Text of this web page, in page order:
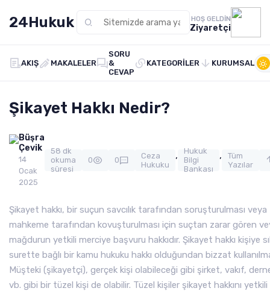
24Hukuk HOŞ GELDIN
Ziyaretçi
AKIŞ MAKALELER
SORU
&
CEVAP
KATEGORILER KURUMSAL
Şikayet Hakkı Nedir?
Büşra
Çevik
14
Ocak
2025
58 dk
okuma
süresi
0 0
Ceza
Hukuku
,
Hukuk
Bilgi
Bankası
,
Tüm
Yazılar
Şikayet hakkı, bir suçun savcılık tarafından soruşturulması veya
mahkeme tarafından kovuşturulması için suçtan zarar gören
mağdurun yetkili merciye başvuru hakkıdır. Şikayet hakkı kişiye
surette bağlı bir kamu hukuku hakkı olduğundan bizzat
Müşteki (şikayetçi), gerçek kişi olabileceği gibi şirket, vakıf,
vb. gibi bir tüzel kişi de olabilir. Tüzel kişiler şikayet hakkını yetkili